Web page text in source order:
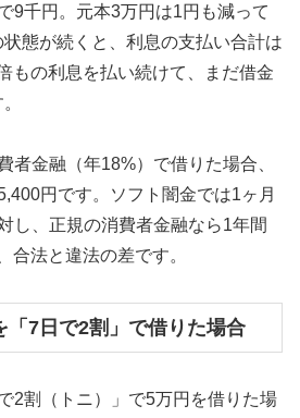
9千円。元本3万円は1円も減って
態が続くと、利息の支払い合計は
もの利息を払い続けて、まだ借金
者金融（年18%）で借りた場合、
円です。ソフト闇金では1ヶ月
し、正規の消費者金融なら1年間
合法と違法の差です。
「7日で2割」で借りた場合
2割（トニ）」で5万円を借りた場